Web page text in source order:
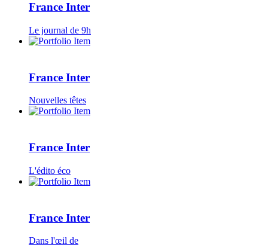
France Inter
Le journal de 9h
France Inter
Nouvelles têtes
France Inter
L'édito éco
France Inter
Dans l'œil de